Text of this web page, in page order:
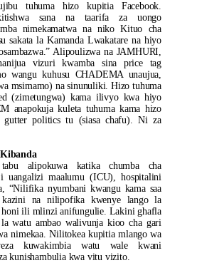
tuhuma hizo kupitia Facebook.
sana na taarifa za uongo
nimekamatwa na niko Kituo cha
sakata la Kamanda Lwakatare na hiyo
Alipoulizwa na JAMHURI,
vizuri kwamba sina price tag
wangu kuhusu CHADEMA unaujua,
msimamo) na sinunuliki. Hizo tuhuma
(zimetungwa) kama ilivyo kwa hiyo
anapokuja kuleta tuhuma kama hizo
politics tu (siasa chafu). Ni za
alipokuwa katika chumba cha
uangalizi maalumu (ICU), hospitalini
“Nilifika nyumbani kwangu kama saa
na nilipofika kwenye lango la
ili mlinzi anifungulie. Lakini ghafla
watu ambao walivunja kioo cha gari
nimekaa. Nilitokea kupitia mlango wa
kuwakimbia watu wale kwani
kunishambulia kwa vitu vizito.